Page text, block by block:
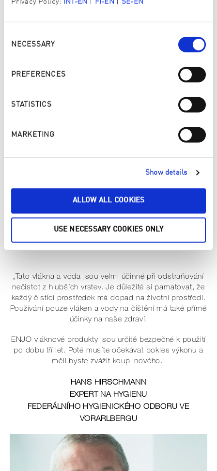
Privacy Policy: INT-EN FI-EN SE-EN
NECESSARY
PREFERENCES
STATISTICS
MARKETING
Show details
ALLOW ALL COOKIES
USE NECESSARY COOKIES ONLY
I would like to activate content from YouTube, a platform of Google
the USA). I can find more information in Google’s
.
PROKÁZANÁ ČISTOTA
Hans Hirschmann, expert na hygienu z Hygienického
úřadu Vorarlberska, několikrát otestoval naše vlákna
pomocí Lumitestru a potvrdil, že náš čisticí systém je
6× hygieničtější než tradiční čisticí metody.
„Tato vlákna a voda jsou velmi účinné při odstraňování
nečistot z hlubších vrstev. Je důležité si pamatovat, že
každý čisticí prostředek má dopad na životní prostředí.
Používání pouze vláken a vody na čištění má také přímé
účinky na naše zdraví.
ENJO vláknové produkty jsou určitě bezpečné k použití
po dobu tří let. Poté musíte očekávat pokles výkonu a
měli byste zvážit koupi nového.“
HANS HIRSCHMANN
EXPERT NA HYGIENU
FEDERÁLNÍHO HYGIENICKÉHO ODBORU VE
VORARLBERGU